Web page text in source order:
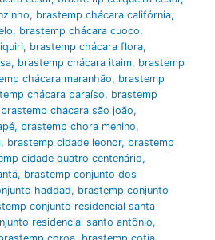
, brastemp chácara califórnia,
, brastemp chácara cuoco,
, brastemp chácara flora,
, brastemp chácara itaim, brastemp
chácara maranhão, brastemp
chácara paraíso, brastemp
brastemp chácara são joão,
, brastemp chora menino,
, brastemp cidade leonor, brastemp
cidade quatro centenário,
, brastemp conjunto dos
haddad, brastemp conjunto
conjunto residencial santa
residencial santo antônio,
coroa, brastemp cotia,